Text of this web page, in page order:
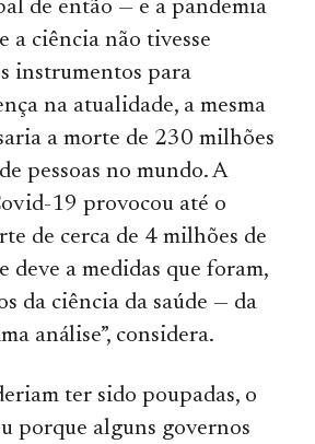
de então — e a pandemia
a ciência não tivesse
instrumentos para
na atualidade, a mesma
a morte de 230 milhões
pessoas no mundo. A
19 provocou até o
de cerca de 4 milhões de
deve a medidas que foram,
da ciência da saúde — da
análise”, considera.
ter sido poupadas, o
porque alguns governos